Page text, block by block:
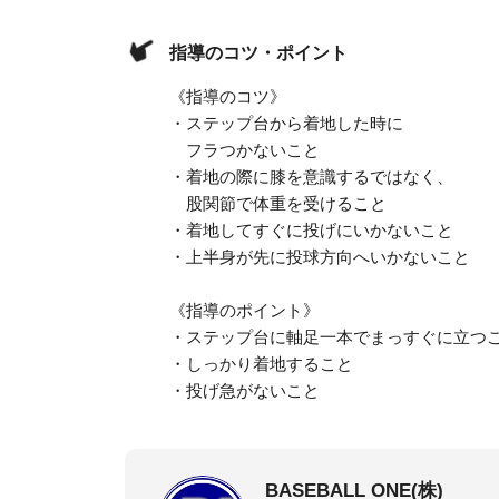
指導のコツ・ポイント
《指導のコツ》
・ステップ台から着地した時に
フラつかないこと
・着地の際に膝を意識するではなく、
股関節で体重を受けること
・着地してすぐに投げにいかないこと
・上半身が先に投球方向へいかないこと
《指導のポイント》
・ステップ台に軸足一本でまっすぐに立つ
・しっかり着地すること
・投げ急がないこと
BASEBALL ONE(株)